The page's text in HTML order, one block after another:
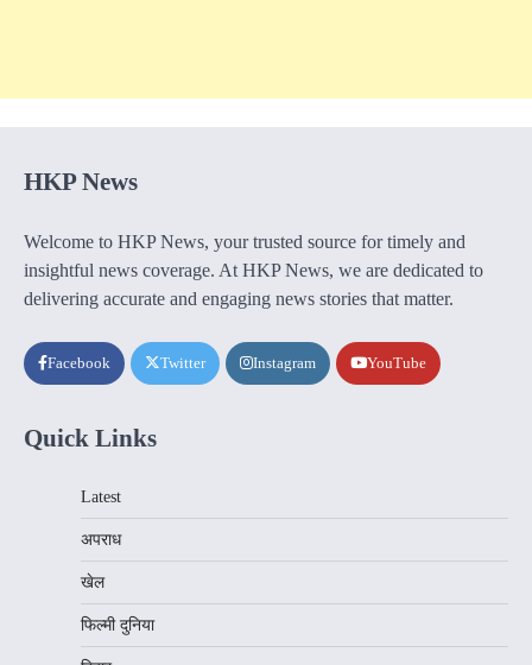
HKP News
Welcome to HKP News, your trusted source for timely and
insightful news coverage. At HKP News, we are dedicated to
delivering accurate and engaging news stories that matter.
Facebook Twitter Instagram YouTube
Quick Links
Latest
अपराध
खेल
फिल्मी दुनिया